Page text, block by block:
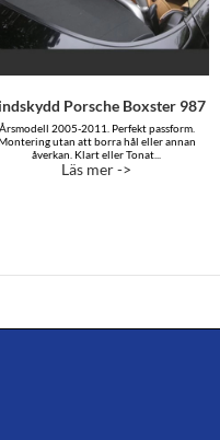
Porsche Boxster 987
Årsmodell 2005-2011. Perfekt passform.
utan att borra hål eller annan
åverkan. Klart eller Tonat...
Läs mer ->